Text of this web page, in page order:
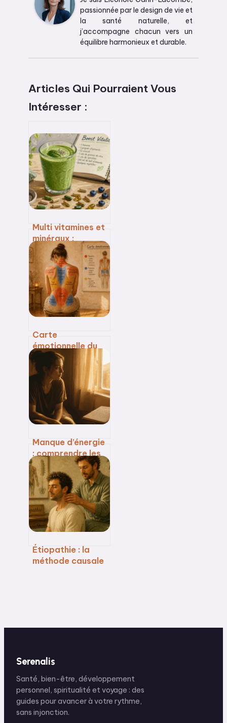
passionnée par le design de vie et
la santé naturelle, et
j’accompagne chacun vers un
équilibre harmonieux et durable.
Articles Qui Pourraient Vous
Intéresser :
Multi vitamines et
minéraux :
pourquoi votre
cure est
inefficace et
comment choisir
la bonne formule
Carte
émotionnelle du
corps : 701
volontaires
confirment le lien
entre douleur et
ressenti
Manque d’énergie
: comprendre les
causes et agir
pour retrouver
votre vitalité
Étiopathie : la
méthode causale
Serenalis
Santé, bien-être, développement
personnel, spiritualité et voyage : des
guides pour avancer à votre rythme,
sans injonction.